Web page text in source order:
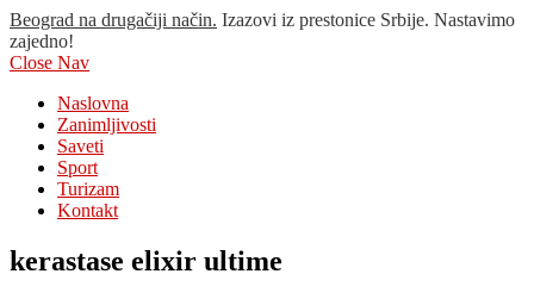
Beograd na drugačiji način. Izazovi iz prestonice Srbije. Nastavimo
zajedno!
Close Nav
Naslovna
Zanimljivosti
Saveti
Sport
Turizam
Kontakt
kerastase elixir ultime